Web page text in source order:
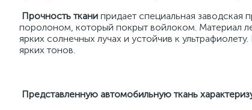
Прочность ткани придает специальная
поролоном, который покрыт войлоком. Материал
ярких солнечных лучах и устойчив к ультрафиолету.
ярких тонов.
Представленную автомобильную ткань